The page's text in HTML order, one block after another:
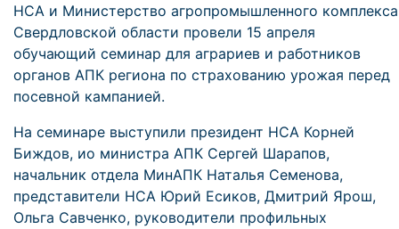
НСА и Министерство агропромышленного комплекса
Свердловской области провели 15 апреля
обучающий семинар для аграриев и работников
органов АПК региона по страхованию урожая перед
посевной кампанией.
На семинаре выступили президент НСА Корней
Биждов, ио министра АПК Сергей Шарапов,
начальник отдела МинАПК Наталья Семенова,
представители НСА Юрий Есиков, Дмитрий Ярош,
Ольга Савченко, руководители профильных